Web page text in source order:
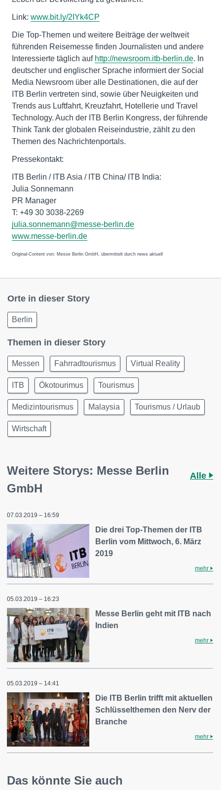
Link: www.bit.ly/2IYk4CP
Die Top-Themen und weitere Beiträge der weltweit
führenden Reisemesse finden Journalisten und andere
Interessierte täglich auf http://newsroom.itb-berlin.de. In
deutscher und englischer Sprache informiert der Social
Media Newsroom über alle Destinationen, die auf der
ITB Berlin vertreten sind, sowie über Neuigkeiten und
Trends aus Luftfahrt, Kreuzfahrt, Hotellerie und Travel
Technology. Auch der ITB Berlin Kongress, der führende
Think Tank der globalen Reiseindustrie, zählt zu den
Themen des Nachrichtenportals.
Pressekontakt:
ITB Berlin / ITB Asia / ITB China/ ITB India:
Julia Sonnemann
PR Manager
T: +49 30 3038-2269
julia.sonnemann@messe-berlin.de
www.messe-berlin.de
Original-Content von: Messe Berlin GmbH, übermittelt durch news aktuell
Orte in dieser Story
Berlin
Themen in dieser Story
Messen Fahrradtourismus Virtual Reality
ITB Ökotourimus Tourismus
Medizintourismus Malaysia Tourismus / Urlaub
Wirtschaft
Weitere Storys: Messe Berlin
GmbH
Alle
07.03.2019 – 16:59
Die drei Top-Themen der ITB
Berlin vom Mittwoch, 6. März
2019
mehr
05.03.2019 – 16:23
Messe Berlin geht mit ITB nach
Indien
mehr
05.03.2019 – 14:41
Die ITB Berlin trifft mit aktuellen
Schlüsselthemen den Nerv der
Branche
mehr
Das könnte Sie auch